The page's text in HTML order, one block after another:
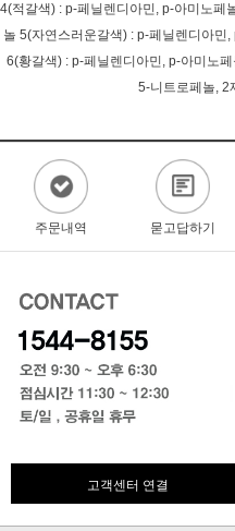
4(적갈색) : p-페닐렌디아민, p-아미노페
놀 5(자연스러운갈색) : p-페닐렌디아민
6(황갈색) : p-페닐렌디아민, p-아미노
5-니트로페놀, 2
주문내역 묻고답하기
고객센터 연결